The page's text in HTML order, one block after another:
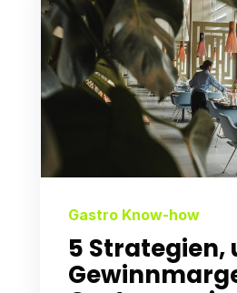
Gastro Know-how
5 Strategien,